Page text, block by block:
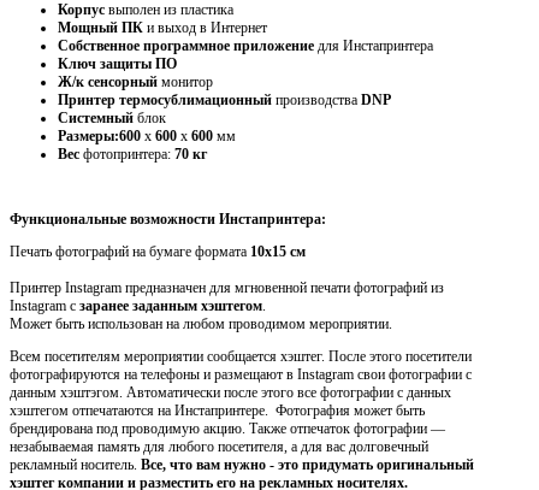
Корпус выполен из пластика
Мощный ПК и выход в Интернет
Собственное программное приложение для Инстапринтера
Ключ защиты ПО
Ж/к сенсорный монитор
Принтер термосублимационный производства DNP
Системный блок
Размеры:600 х 600 х 600 мм
Вес фотопринтера: 70 кг
Функциональные возможности Инстапринтера:
Печать фотографий на бумаге формата 10х15 см
Принтер Instagram предназначен для мгновенной печати фотографий из
Instagram с заранее заданным хэштегом.
Может быть использован на любом проводимом мероприятии.
Всем посетителям мероприятии сообщается хэштег. После этого посетители
фотографируются на телефоны и размещают в Instagram свои фотографии с
данным хэштэгом. Автоматически после этого все фотографии с данных
хэштегом отпечатаются на Инстапринтере. Фотография может быть
брендирована под проводимую акцию. Также отпечаток фотографии —
незабываемая память для любого посетителя, а для вас долговечный
рекламный носитель. Все, что вам нужно - это придумать оригинальный
хэштег компании и разместить его на рекламных носителях.